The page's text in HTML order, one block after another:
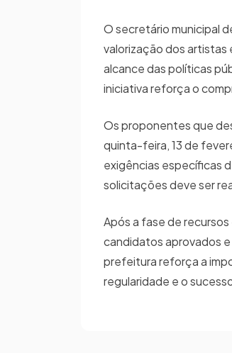
O secretário municipal
valorização dos artistas
alcance das políticas
iniciativa reforça o
Os proponentes que
quinta-feira, 13 de
exigências específicas
solicitações deve ser
Após a fase de
candidatos aprovados
prefeitura reforça a
regularidade e o